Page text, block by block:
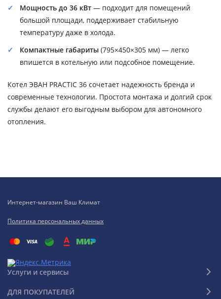
Мощность до 36 кВт — подходит для помещений
большой площади, поддерживает стабильную
температуру даже в холода.
Компактные габариты (795×450×305 мм) — легко
впишется в котельную или подсобное помещение.
Котел ЭВАН PRACTIC 36 сочетает надежность бренда и
современные технологии. Простота монтажа и долгий срок
службы делают его выгодным выбором для автономного
отопления.
Интернет-магазин Ваш Климат
Политика персональных данных
Услуги и сервисы
ДЛЯ ПОКУПАТЕЛЕЙ